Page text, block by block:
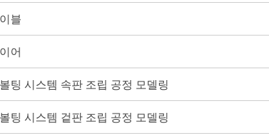
블
어
팅 시스템 속판 조립 공정 모델링
팅 시스템 겉판 조립 공정 모델링